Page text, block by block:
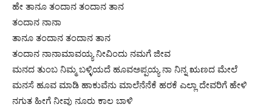
ಹೇ ತಾನೂ ತಂದಾನ ತಂದಾನ ತಾನ
ತಂದಾನ ನಾನಾ
ತಾನೂ ತಂದಾನ ತಂದಾನ ತಾನ
ತಂದಾನ ನಾನಾಮಾವಯ್ಯ ನೀವಿಂದು ನಮಗೆ ಜೀವ
ಮನದ ತುಂಬ ನಿಮ್ಮ ಬಳ್ಳಿಯದೆ ಹೂವಅಪ್ಪಯ್ಯ ನಾ ನಿನ್ನ ಋಣದ ಮೇಲೆ
ಮನಸೆ ಹೂವ ಮಾಡಿ ಹಾಕುವೆನು ಮಾಲೆನೆನೆಕೆ ಹರಕೆ ಎಲ್ಲಾ ದೇವರಿಗೆ ಹೇಳಿ
ನಗುತ ಹೀಗೆ ನೀವು ನೂರು ಕಾಲ ಬಾಳಿ